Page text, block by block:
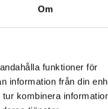
Om
funktioner för
information från din
kombinera
Gleichzeitig
Modell als bequem